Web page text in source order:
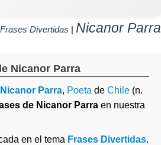
Frases Divertidas | Nicanor Parra
Nicanor Parra
Nicanor Parra, Poeta de Chile (n.
de Nicanor Parra en nuestra
en el tema Frases Divertidas.